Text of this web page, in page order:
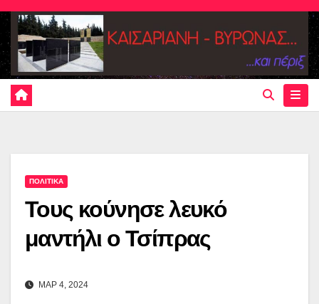
Skip
content
ΠΟΛΙΤΙΚΑ
Τους κούνησε λευκό
μαντήλι ο Τσίπρας
ΜΑΡ 4, 2024